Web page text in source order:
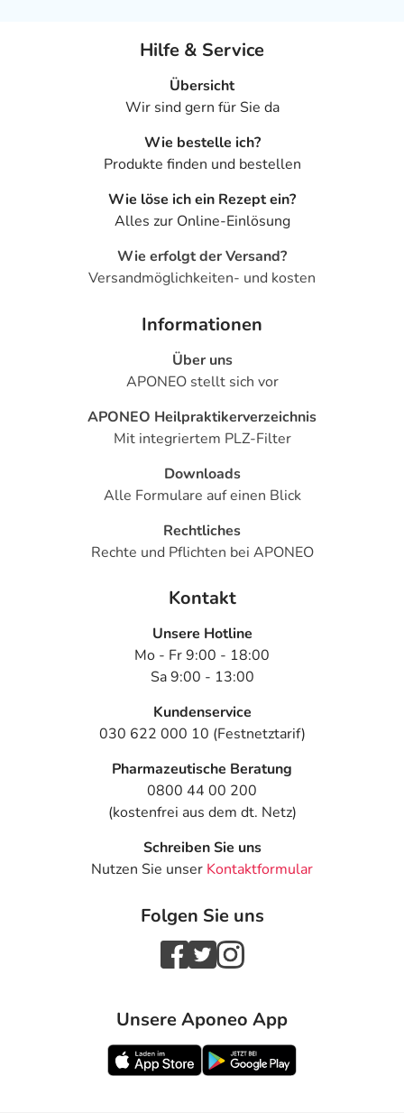
Hilfe & Service
Übersicht
Wir sind gern für Sie da
Wie bestelle ich?
Produkte finden und bestellen
Wie löse ich ein Rezept ein?
Alles zur Online-Einlösung
Wie erfolgt der Versand?
Versandmöglichkeiten- und kosten
Informationen
Über uns
APONEO stellt sich vor
APONEO Heilpraktikerverzeichnis
Mit integriertem PLZ-Filter
Downloads
Alle Formulare auf einen Blick
Rechtliches
Rechte und Pflichten bei APONEO
Kontakt
Unsere Hotline
Mo - Fr 9:00 - 18:00
Sa 9:00 - 13:00
Kundenservice
030 622 000 10 (Festnetztarif)
Pharmazeutische Beratung
0800 44 00 200
(kostenfrei aus dem dt. Netz)
Schreiben Sie uns
Nutzen Sie unser Kontaktformular
Folgen Sie uns
Unsere Aponeo App